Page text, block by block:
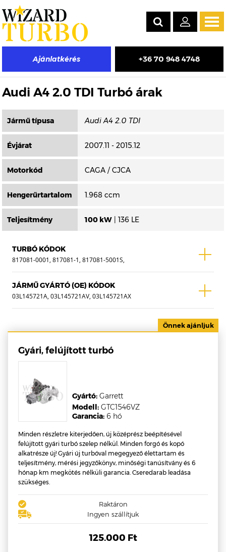
Ajánlatkérés +36 70 948 4748
Másik típus választása
Audi A4 2.0 TDI Turbó árak
Jármű típusa
Évjárat 2007.11 - 2015.12
Motorkód CAGA / CJCA
Hengerűrtartalom 1.968 ccm
Teljesítmény 100 kW | 136 LE
TURBÓ KÓDOK
817081-0001, 817081-1, 817081-5001S,
818988-0001, 818988-1, 818988-5001S
JÁRMŰ GYÁRTÓ (OE) KÓDOK
03L145721A, 03L145721AV, 03L145721AX
Gyári, felújított turbó
Garancia: 6 hó
Modell: GTC1546VZ
Gyártó: Garrett
Minden részletre kiterjedően, új középrész beépítésével
felújított gyári turbó szelep nélkül. Minden forgó és kopó
alkatrésze új! Gyári új turbóval megegyező élettartam és
teljesítmény, mérési jegyzőkönyv, minőségi tanúsítvány és 6
hónap km megkötés nélküli garancia. Cseredarab leadása
szükséges.
Raktáron
Ingyen szállítjuk
125.000 Ft